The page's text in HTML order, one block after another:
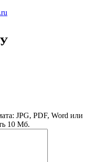
JPG, PDF, Word или
10 Мб.